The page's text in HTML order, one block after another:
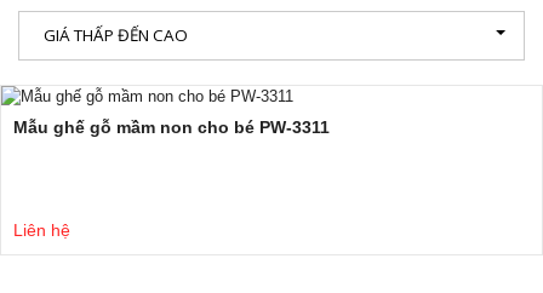
GIÁ THẤP ĐẾN CAO
Mẫu ghế gỗ mầm non cho bé PW-3311
Liên hệ